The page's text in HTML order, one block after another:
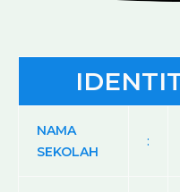
NAMA
SEKOLAH
: